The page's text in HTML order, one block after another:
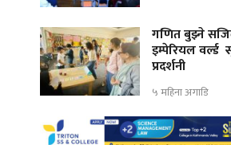
गणित बुझ्ने
इम्पेरियल
प्रदर्शनी
५ महिना अगाडि